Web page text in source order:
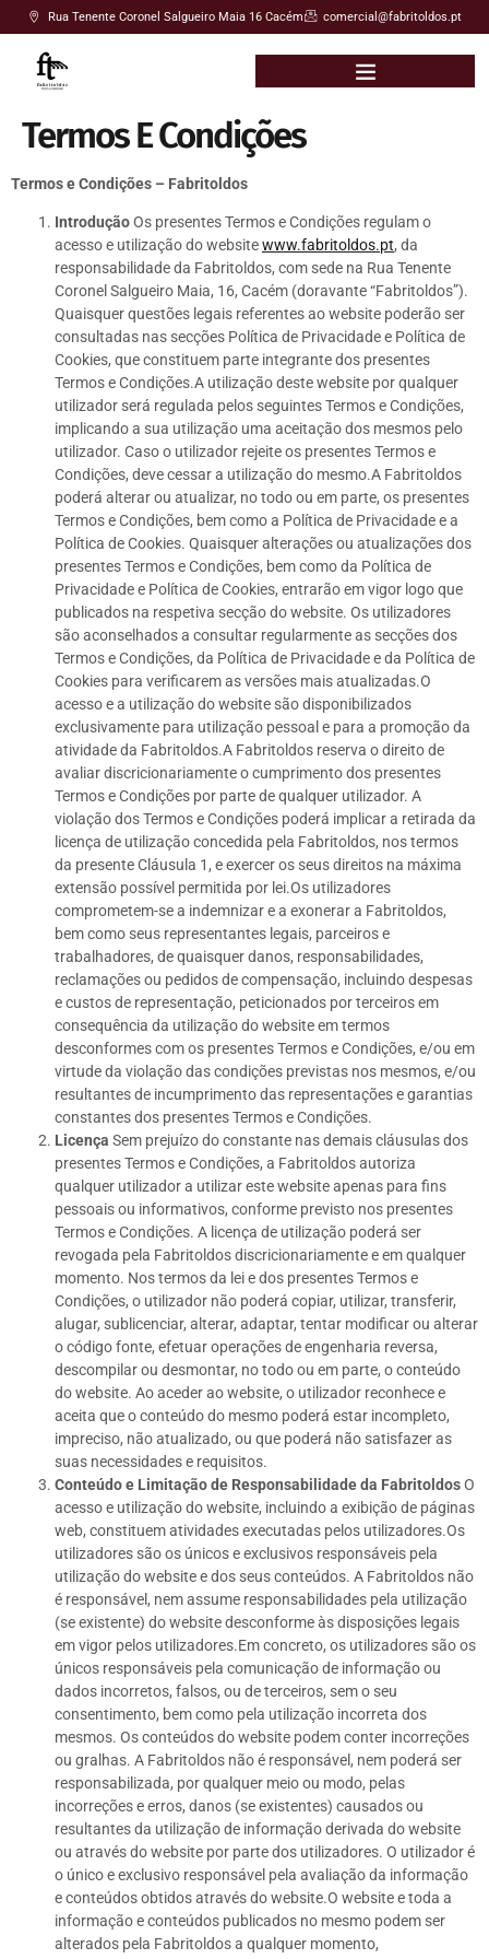
Rua Tenente Coronel Salgueiro Maia 16 Cacém comercial@fabritoldos.pt
Termos E Condições
Termos e Condições – Fabritoldos
IntroduçãoOs presentes Termos e Condições regulam o
acesso e utilização do websitewww.fabritoldos.pt, da
responsabilidade da Fabritoldos, com sede na Rua Tenente
Coronel Salgueiro Maia, 16, Cacém (doravante “Fabritoldos”).
Quaisquer questões legais referentes ao website poderão ser
consultadas nas secções Política de Privacidade e Política de
Cookies, que constituem parte integrante dos presentes
Termos e Condições.A utilização deste website por qualquer
utilizador será regulada pelos seguintes Termos e Condições,
implicando a sua utilização uma aceitação dos mesmos pelo
utilizador. Caso o utilizador rejeite os presentes Termos e
Condições, deve cessar a utilização do mesmo.A Fabritoldos
poderá alterar ou atualizar, no todo ou em parte, os presentes
Termos e Condições, bem como a Política de Privacidade e a
Política de Cookies. Quaisquer alterações ou atualizações dos
presentes Termos e Condições, bem como da Política de
Privacidade e Política de Cookies, entrarão em vigor logo que
publicados na respetiva secção do website. Os utilizadores
são aconselhados a consultar regularmente as secções dos
Termos e Condições, da Política de Privacidade e da Política de
Cookies para verificarem as versões mais atualizadas.O
acesso e a utilização do website são disponibilizados
exclusivamente para utilização pessoal e para a promoção da
atividade da Fabritoldos.A Fabritoldos reserva o direito de
avaliar discricionariamente o cumprimento dos presentes
Termos e Condições por parte de qualquer utilizador. A
violação dos Termos e Condições poderá implicar a retirada da
licença de utilização concedida pela Fabritoldos, nos termos
da presente Cláusula 1, e exercer os seus direitos na máxima
extensão possível permitida por lei.Os utilizadores
comprometem-se a indemnizar e a exonerar a Fabritoldos,
bem como seus representantes legais, parceiros e
trabalhadores, de quaisquer danos, responsabilidades,
reclamações ou pedidos de compensação, incluindo despesas
e custos de representação, peticionados por terceiros em
consequência da utilização do website em termos
desconformes com os presentes Termos e Condições, e/ou em
virtude da violação das condições previstas nos mesmos, e/ou
resultantes de incumprimento das representações e garantias
constantes dos presentes Termos e Condições.
Licença Sem prejuízo do constante nas demais cláusulas dos
presentes Termos e Condições, a Fabritoldos autoriza
qualquer utilizador a utilizar este website apenas para fins
pessoais ou informativos, conforme previsto nos presentes
Termos e Condições. A licença de utilização poderá ser
revogada pela Fabritoldos discricionariamente e em qualquer
momento. Nos termos da lei e dos presentes Termos e
Condições, o utilizador não poderá copiar, utilizar, transferir,
alugar, sublicenciar, alterar, adaptar, tentar modificar ou alterar
o código fonte, efetuar operações de engenharia reversa,
descompilar ou desmontar, no todo ou em parte, o conteúdo
do website. Ao aceder ao website, o utilizador reconhece e
aceita que o conteúdo do mesmo poderá estar incompleto,
impreciso, não atualizado, ou que poderá não satisfazer as
suas necessidades e requisitos.
Conteúdo e Limitação de Responsabilidade da FabritoldosO
acesso e utilização do website, incluindo a exibição de páginas
web, constituem atividades executadas pelos utilizadores.Os
utilizadores são os únicos e exclusivos responsáveis pela
utilização do website e dos seus conteúdos. A Fabritoldos não
é responsável, nem assume responsabilidades pela utilização
(se existente) do website desconforme às disposições legais
em vigor pelos utilizadores.Em concreto, os utilizadores são os
únicos responsáveis pela comunicação de informação ou
dados incorretos, falsos, ou de terceiros, sem o seu
consentimento, bem como pela utilização incorreta dos
mesmos. Os conteúdos do website podem conter incorreções
ou gralhas. A Fabritoldos não é responsável, nem poderá ser
responsabilizada, por qualquer meio ou modo, pelas
incorreções e erros, danos (se existentes) causados ou
resultantes da utilização de informação derivada do website
ou através do website por parte dos utilizadores. O utilizador é
o único e exclusivo responsável pela avaliação da informação
e conteúdos obtidos através do website.O website e toda a
informação e conteúdos publicados no mesmo podem ser
alterados pela Fabritoldos a qualquer momento,